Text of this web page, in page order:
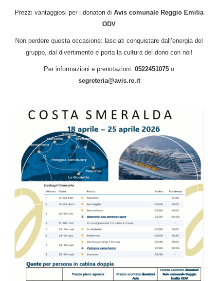
Prezzi vantaggiosi per i donatori di Avis comunale Reggio Emilia
ODV
Non perdere questa occasione: lasciati conquistare dall’energia del
gruppo, dal divertimento e porta la cultura del dono con noi!
Per informazioni e prenotazioni: 0522451075 o
segreteria@avis.re.it